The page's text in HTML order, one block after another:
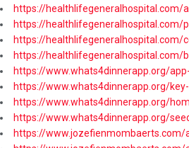
https://healthlifegeneralhospital.com/
https://healthlifegeneralhospital.com/
https://healthlifegeneralhospital.com/
https://healthlifegeneralhospital.com/
https://www.whats4dinnerapp.org/
https://www.whats4dinnerapp.org/
https://www.whats4dinnerapp.org/
https://www.whats4dinnerapp.org/
https://www.jozefienmombaerts.com/